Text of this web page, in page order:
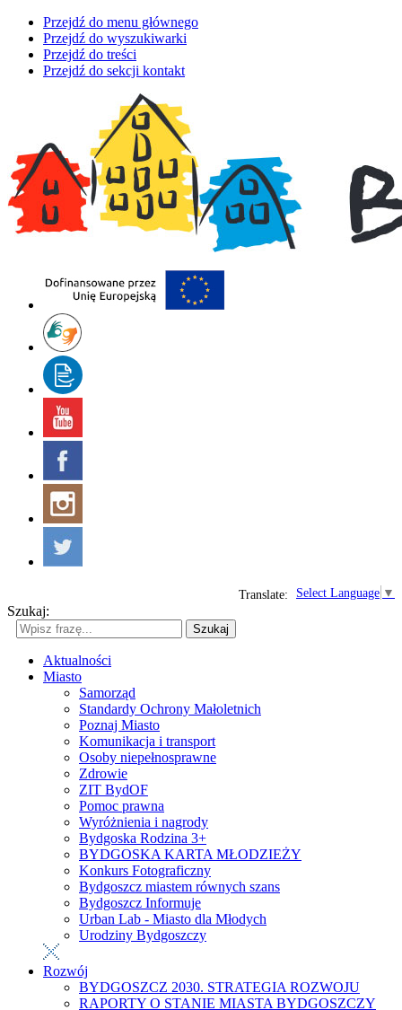
Przejdź do menu głównego
Przejdź do wyszukiwarki
Przejdź do treści
Przejdź do sekcji kontakt
Select Language ▼
Translate:
Szukaj:
Szukaj
Aktualności
Miasto
Samorząd
Standardy Ochrony Małoletnich
Poznaj Miasto
Komunikacja i transport
Osoby niepełnosprawne
Zdrowie
ZIT BydOF
Pomoc prawna
Wyróżnienia i nagrody
Bydgoska Rodzina 3+
BYDGOSKA KARTA MŁODZIEŻY
Konkurs Fotograficzny
Bydgoszcz miastem równych szans
Bydgoszcz Informuje
Urban Lab - Miasto dla Młodych
Urodziny Bydgoszczy
Rozwój
BYDGOSZCZ 2030. STRATEGIA ROZWOJU
RAPORTY O STANIE MIASTA BYDGOSZCZY